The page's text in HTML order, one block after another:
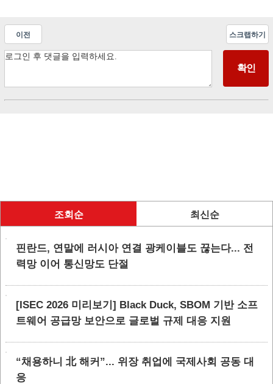
이전 스크랩하기
조회순 최신순
핀란드, 연말에 러시아 연결 광케이블도 끊는다... 전
력망 이어 통신망도 단절
[ISEC 2026 미리보기] Black Duck, SBOM 기반 소프
트웨어 공급망 보안으로 글로벌 규제 대응 지원
“채용하니 北 해커”... 위장 취업에 국제사회 공동 대
응